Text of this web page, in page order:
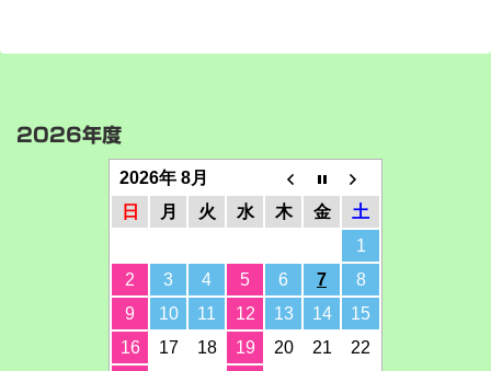
2026年度
2026年 8月
日
月 火 水 木 金
土
1
2
3 4 5 6 7
8
9
10 11 12 13 14
15
16
17 18 19 20 21
22